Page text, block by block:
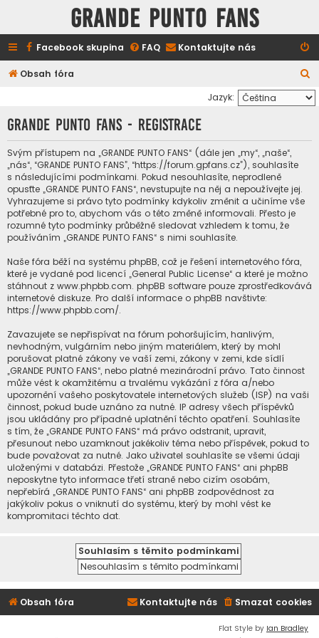
GRANDE PUNTO FANS
Facebook skupina FAQ Kontaktujte nás
Obsah fóra
l
e
Jazyk:
GRANDE PUNTO FANS - Registrace
Svým přístupem na „GRANDE PUNTO FANS“ (dále jen „my“, „naše“,
„nás“, “GRANDE PUNTO FANS”, “https://forum.gpfans.cz”), souhlasíte
s následujícími podmínkami. Pokud nesouhlasíte, neprodleně
opusťte „GRANDE PUNTO FANS“, nevstupujte na něj a nepoužívejte jej.
Vyhrazujeme si právo tyto podmínky kdykoliv změnit a učiníme vše
potřebné pro to, abychom vás o této změně informovali. Přesto je
rozumné tyto podmínky průběžně sledovat vzhledem k tomu, že
používáním „GRANDE PUNTO FANS“ s nimi souhlasíte.
Naše fóra běží na systému phpBB, což je řešení internetového fóra,
které je vydané pod licencí „General Public License“ a které je možno
stáhnout z www.phpbb.com. phpBB software pouze zprostředkovává
internetové diskuze. Pro další informace o phpBB navštivte:
https://www.phpbb.com/.
Zavazujete se nepřispívat na fórum pohoršujícím, hanlivým,
nevhodným, vulgárním nebo jiným materiálem, který by mohl
porušovat platné zákony ve vaší zemi, zákony v zemi, kde sídlí
„GRANDE PUNTO FANS“, nebo platné mezinárodní právo. Tato činnost
může vést k okamžitému a trvalému vykázání z fóra a/nebo
upozornění vašeho poskytovatele internetových služeb (ISP) na vaši
činnost, pokud bude uznáno za nutné. IP adresy všech příspěvků
jsou ukládány pro případné uplatnění těchto opatření. Souhlasíte
s tím, že „GRANDE PUNTO FANS“ má právo odstranit, upravit,
přesunout nebo uzamknout jakékoliv téma nebo příspěvek, pokud to
bude považovat za nutné. Jako uživatel souhlasíte se všemi údaji
uloženými v databázi. Přestože „GRANDE PUNTO FANS“ ani phpBB
neposkytne tyto informace třetí straně nebo cizím osobám,
nepřebírá „GRANDE PUNTO FANS“ ani phpBB zodpovědnost za
jakýkoliv pokus o vniknutí do systému, který by mohl vést ke
kompromitaci těchto dat.
Obsah fóra Smazat cookies
Kontaktujte nás
Flat Style by Ian Bradley